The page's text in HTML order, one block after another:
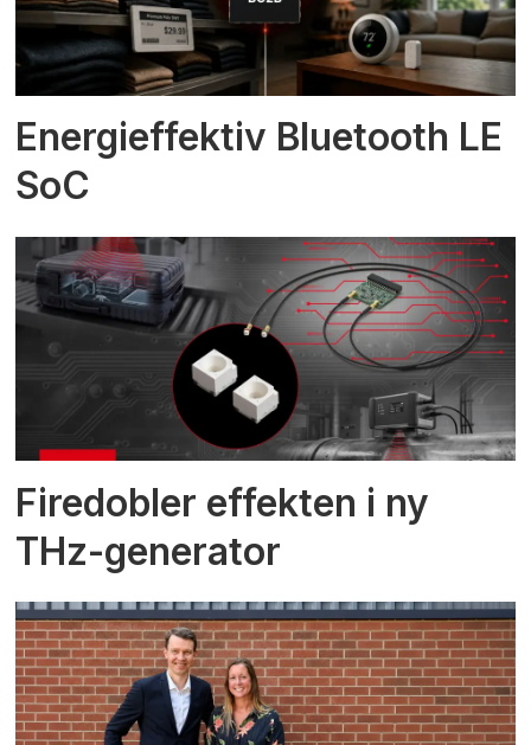
Energieffektiv Bluetooth LE
SoC
Firedobler effekten i ny
THz-generator